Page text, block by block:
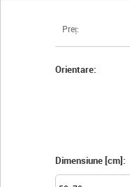
Preț:
Orientare:
Dimensiune [cm]: